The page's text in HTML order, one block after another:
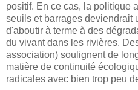
positif. En ce cas, la politique
seuils et barrages deviendrait
d'aboutir à terme à des
du vivant dans les rivières.
association) soulignent de
matière de continuité
radicales avec bien trop peu